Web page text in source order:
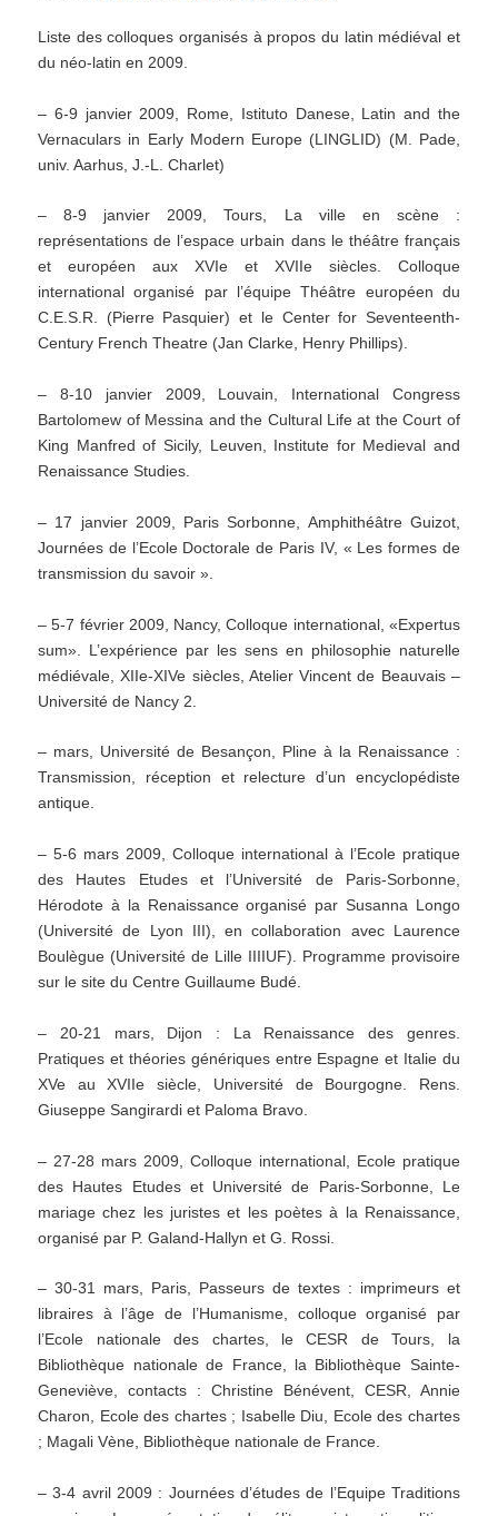
Liste des colloques organisés à propos du latin médiéval et
du néo-latin en 2009.
– 6-9 janvier 2009, Rome, Istituto Danese, Latin and the
Vernaculars in Early Modern Europe (LINGLID) (M. Pade,
univ. Aarhus, J.-L. Charlet)
– 8-9 janvier 2009, Tours, La ville en scène :
représentations de l’espace urbain dans le théâtre français
et européen aux XVIe et XVIIe siècles. Colloque
international organisé par l’équipe Théâtre européen du
C.E.S.R. (Pierre Pasquier) et le Center for Seventeenth-
Century French Theatre (Jan Clarke, Henry Phillips).
– 8-10 janvier 2009, Louvain, International Congress
Bartolomew of Messina and the Cultural Life at the Court of
King Manfred of Sicily, Leuven, Institute for Medieval and
Renaissance Studies.
– 17 janvier 2009, Paris Sorbonne, Amphithéâtre Guizot,
Journées de l’Ecole Doctorale de Paris IV, « Les formes de
transmission du savoir ».
– 5-7 février 2009, Nancy, Colloque international, «Expertus
sum». L’expérience par les sens en philosophie naturelle
médiévale, XIIe-XIVe siècles, Atelier Vincent de Beauvais –
Université de Nancy 2.
– mars, Université de Besançon, Pline à la Renaissance :
Transmission, réception et relecture d’un encyclopédiste
antique.
– 5-6 mars 2009, Colloque international à l’Ecole pratique
des Hautes Etudes et l’Université de Paris-Sorbonne,
Hérodote à la Renaissance organisé par Susanna Longo
(Université de Lyon III), en collaboration avec Laurence
Boulègue (Université de Lille IIIIUF). Programme provisoire
sur le site du Centre Guillaume Budé.
– 20-21 mars, Dijon : La Renaissance des genres.
Pratiques et théories génériques entre Espagne et Italie du
XVe au XVIIe siècle, Université de Bourgogne. Rens.
Giuseppe Sangirardi et Paloma Bravo.
– 27-28 mars 2009, Colloque international, Ecole pratique
des Hautes Etudes et Université de Paris-Sorbonne, Le
mariage chez les juristes et les poètes à la Renaissance,
organisé par P. Galand-Hallyn et G. Rossi.
– 30-31 mars, Paris, Passeurs de textes : imprimeurs et
libraires à l’âge de l’Humanisme, colloque organisé par
l’Ecole nationale des chartes, le CESR de Tours, la
Bibliothèque nationale de France, la Bibliothèque Sainte-
Geneviève, contacts : Christine Bénévent, CESR, Annie
Charon, Ecole des chartes ; Isabelle Diu, Ecole des chartes
; Magali Vène, Bibliothèque nationale de France.
– 3-4 avril 2009 : Journées d’études de l’Equipe Traditions